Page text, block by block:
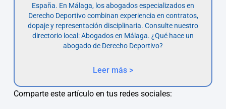
España. En Málaga, los abogados especializados en
Derecho Deportivo combinan experiencia en contratos,
dopaje y representación disciplinaria. Consulte nuestro
directorio local: Abogados en Málaga. ¿Qué hace un
abogado de Derecho Deportivo?
Leer más >
Comparte este artículo en tus redes sociales: